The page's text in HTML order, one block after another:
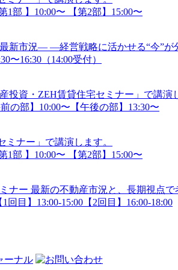
1部 】10:00〜 【第2部】15:00〜
新市況― ―経営戦略に活かせる“今”が
〜16:30（14:00受付）
投資・ZEH賃貸住宅セミナー」で講演
の部】10:00〜【午後の部】13:30〜
ナー」で講演します。
1部 】10:00〜 【第2部】15:00〜
ナー 最新の不動産市況と、長期視点で
回目】13:00-15:00【2回目】16:00-18:00